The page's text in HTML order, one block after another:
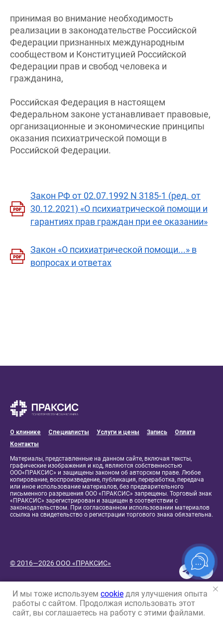
принимая во внимание необходимость
реализации в законодательстве Российской
Федерации признанных международным
сообществом и Конституцией Российской
Федерации прав и свобод человека и
гражданина,
Российская Федерация в настоящем
Федеральном законе устанавливает правовые,
организационные и экономические принципы
оказания психиатрической помощи в
Российской Федерации.
Закон РФ от 02.07.1992 N 3185-1 (ред. от
30.12.2021) «О психиатрической помощи и
гарантиях прав граждан при ее оказании»
Закон «О психиатрической помощи...» в
вопросах и ответах
О клинике Специалисты Услуги и цены Запись
Оплата
Контакты
Материалы, представленные на данном сайте, включая тексты,
графические изображения и код, являются собственностью
ООО«ПРАКСИС» и защищены законом об авторском праве. Любое
копирование, воспроизведение, публикация, переработка, передача
или иное использование материалов, без предварительного
письменного разрешения ООО «ПРАКСИС» запрещены. Торговый знак
«ПРАКСИС» зарегистрирован и защищен в соответствии с
законодательством. При согласованном использовании материалов
ссылка на свидетельство о регистрации торгового знака обязательна.
© 2016—2026 ООО «ПРАКСИС»
И мы тоже используем cookie для улучшения опыта
работы с сайтом. Продолжая использовать этот
сайт, вы соглашаетесь на работу с этими файлами.